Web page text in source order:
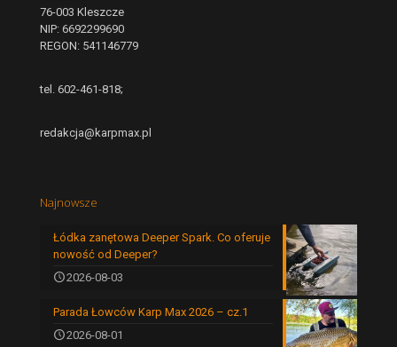
76-003 Kleszcze
NIP: 6692299690
REGON: 541146779
tel. 602-461-818;
redakcja@karpmax.pl
Najnowsze
Łódka zanętowa Deeper Spark. Co oferuje
nowość od Deeper?
2026-08-03
Parada Łowców Karp Max 2026 – cz.1
2026-08-01